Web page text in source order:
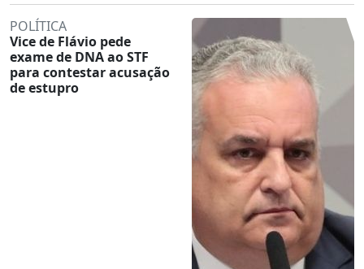
POLÍTICA
Vice de Flávio pede
exame de DNA ao STF
para contestar acusação
de estupro